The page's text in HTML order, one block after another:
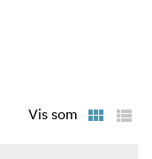
Vis som